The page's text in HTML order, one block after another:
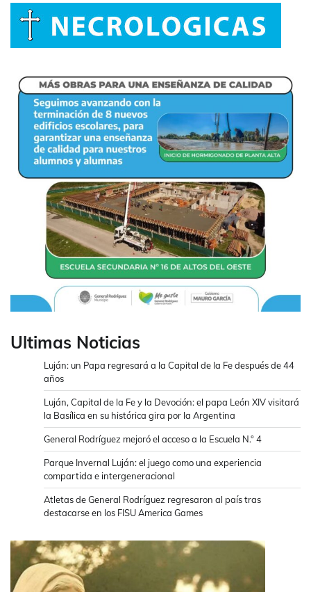
Ultimas Noticias
Luján: un Papa regresará a la Capital de la Fe después de 44
años
Luján, Capital de la Fe y la Devoción: el papa León XIV visitará
la Basílica en su histórica gira por la Argentina
General Rodríguez mejoró el acceso a la Escuela N.° 4
Parque Invernal Luján: el juego como una experiencia
compartida e intergeneracional
Atletas de General Rodríguez regresaron al país tras
destacarse en los FISU America Games